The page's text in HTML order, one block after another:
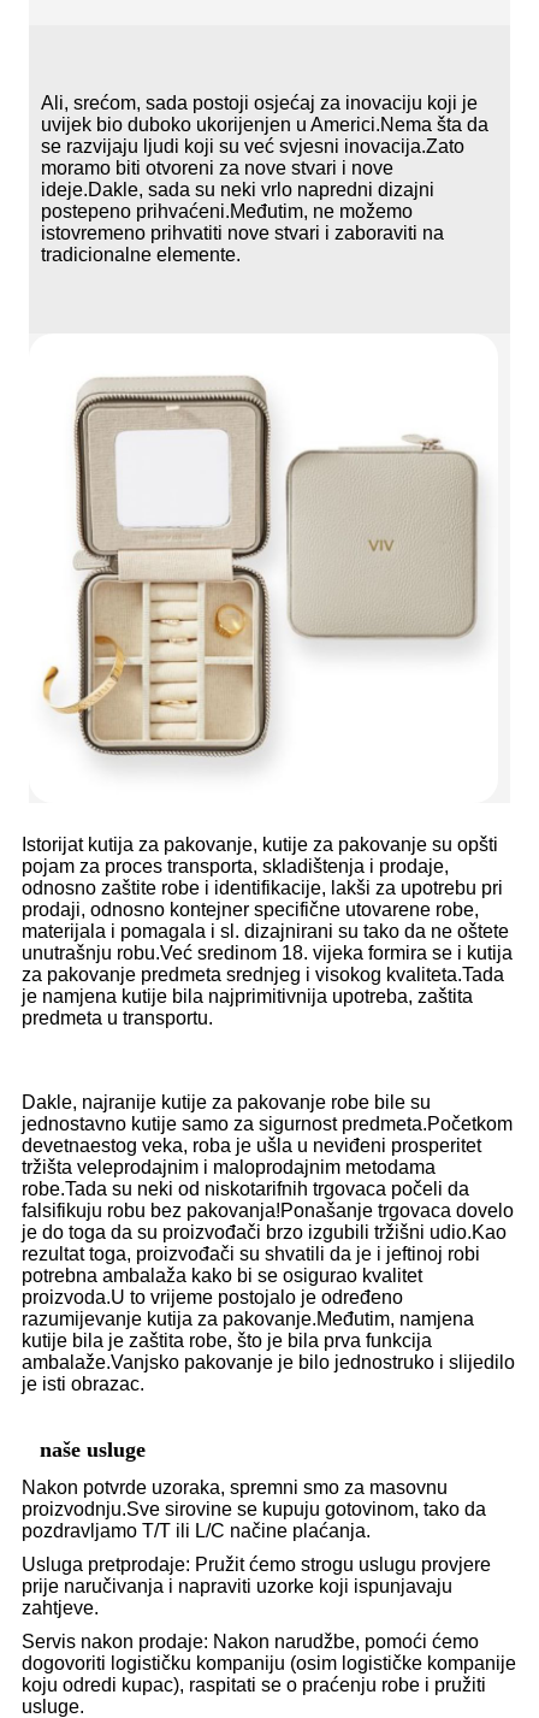
Ali, srećom, sada postoji osjećaj za inovaciju koji je
uvijek bio duboko ukorijenjen u Americi.Nema šta da
se razvijaju ljudi koji su već svjesni inovacija.Zato
moramo biti otvoreni za nove stvari i nove
ideje.Dakle, sada su neki vrlo napredni dizajni
postepeno prihvaćeni.Međutim, ne možemo
istovremeno prihvatiti nove stvari i zaboraviti na
tradicionalne elemente.
Istorijat kutija za pakovanje, kutije za pakovanje su opšti
pojam za proces transporta, skladištenja i prodaje,
odnosno zaštite robe i identifikacije, lakši za upotrebu pri
prodaji, odnosno kontejner specifične utovarene robe,
materijala i pomagala i sl. dizajnirani su tako da ne oštete
unutrašnju robu.Već sredinom 18. vijeka formira se i kutija
za pakovanje predmeta srednjeg i visokog kvaliteta.Tada
je namjena kutije bila najprimitivnija upotreba, zaštita
predmeta u transportu.
Dakle, najranije kutije za pakovanje robe bile su
jednostavno kutije samo za sigurnost predmeta.Početkom
devetnaestog veka, roba je ušla u neviđeni prosperitet
tržišta veleprodajnim i maloprodajnim metodama
robe.Tada su neki od niskotarifnih trgovaca počeli da
falsifikuju robu bez pakovanja!Ponašanje trgovaca dovelo
je do toga da su proizvođači brzo izgubili tržišni udio.Kao
rezultat toga, proizvođači su shvatili da je i jeftinoj robi
potrebna ambalaža kako bi se osigurao kvalitet
proizvoda.U to vrijeme postojalo je određeno
razumijevanje kutija za pakovanje.Međutim, namjena
kutije bila je zaštita robe, što je bila prva funkcija
ambalaže.Vanjsko pakovanje je bilo jednostruko i slijedilo
je isti obrazac.
naše usluge
Nakon potvrde uzoraka, spremni smo za masovnu
proizvodnju.Sve sirovine se kupuju gotovinom, tako da
pozdravljamo T/T ili L/C načine plaćanja.
Usluga pretprodaje: Pružit ćemo strogu uslugu provjere
prije naručivanja i napraviti uzorke koji ispunjavaju
zahtjeve.
Servis nakon prodaje: Nakon narudžbe, pomoći ćemo
dogovoriti logističku kompaniju (osim logističke kompanije
koju odredi kupac), raspitati se o praćenju robe i pružiti
usluge.